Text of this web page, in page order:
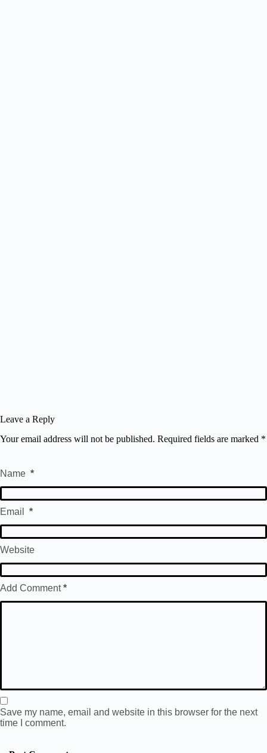
Leave a Reply
Your email address will not be published. Required fields are marked *
Name *
Email *
Website
Add Comment*
Save my name, email and website in this browser for the next
time I comment.